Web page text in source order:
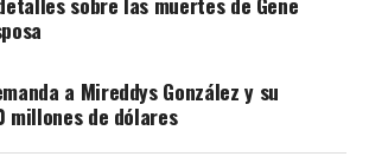
a Mireddys González y su
millones de dólares